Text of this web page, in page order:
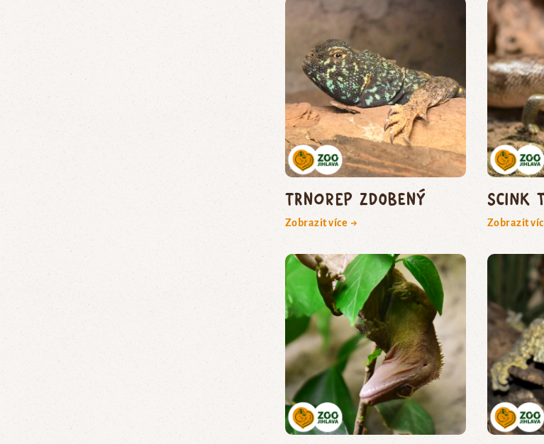
trnorep zdobený
Zobrazit více →
scink
Zobrazit